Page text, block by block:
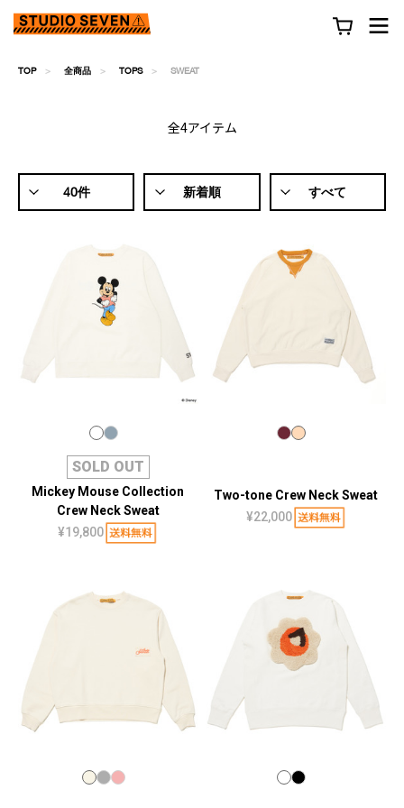
TOP 全商品 TOPS SWEAT
全4アイテム
40件 新着順 すべて
SOLD OUT
Mickey Mouse Collection
Crew Neck Sweat
¥19,800
Two-tone Crew Neck Sweat
¥22,000